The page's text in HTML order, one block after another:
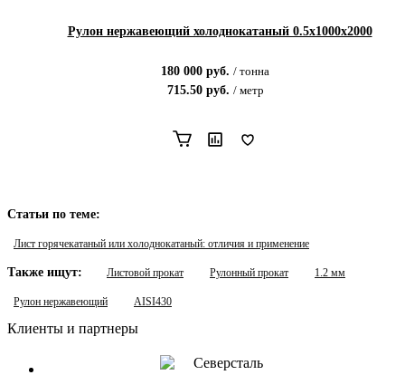
Рулон нержавеющий холоднокатаный 0.5х1000х2000
180 000 руб. / тонна
715.50руб. / метр
Статьи по теме:
Лист горячекатаный или холоднокатаный: отличия и применение
Также ищут: Листовой прокат Рулонный прокат 1.2 мм
Рулон нержавеющий AISI430
Клиенты и партнеры